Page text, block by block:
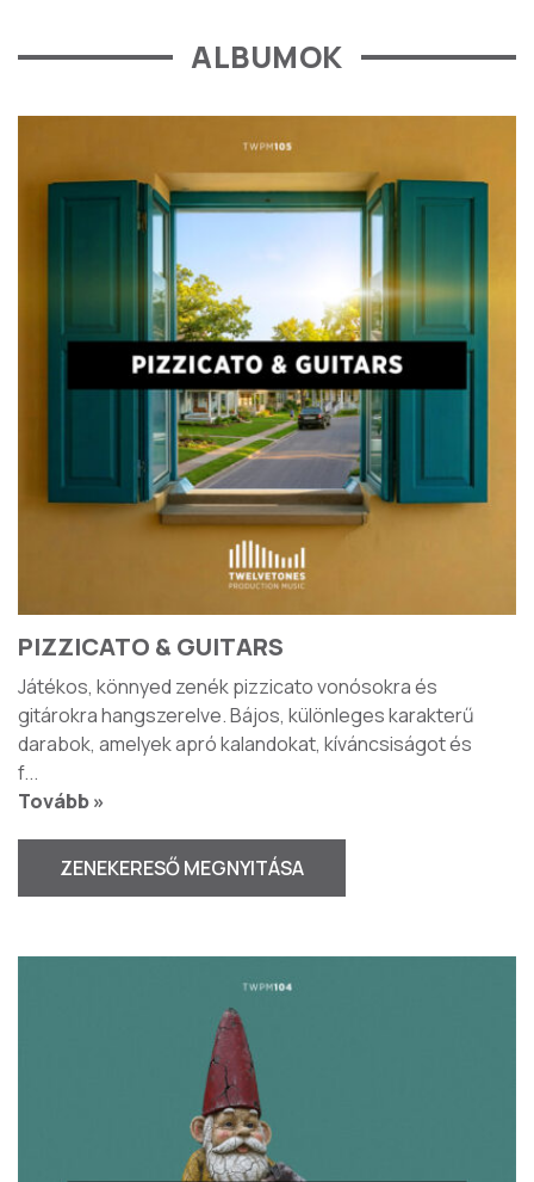
ALBUMOK
PIZZICATO & GUITARS
Játékos, könnyed zenék pizzicato vonósokra és
gitárokra hangszerelve. Bájos, különleges karakterű
darabok, amelyek apró kalandokat, kíváncsiságot és
f...
Tovább »
ZENEKERESŐ MEGNYITÁSA